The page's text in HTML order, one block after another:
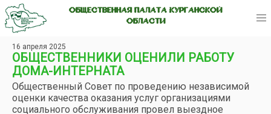
ОБЩЕСТВЕННАЯ ПАЛАТА КУРГАНСКОЙ
ОБЛАСТИ
16 апреля 2025
ОБЩЕСТВЕННИКИ ОЦЕНИЛИ РАБОТУ
ДОМА-ИНТЕРНАТА
Общественный Совет по проведению независимой
оценки качества оказания услуг организациями
социального обслуживания провел выездное